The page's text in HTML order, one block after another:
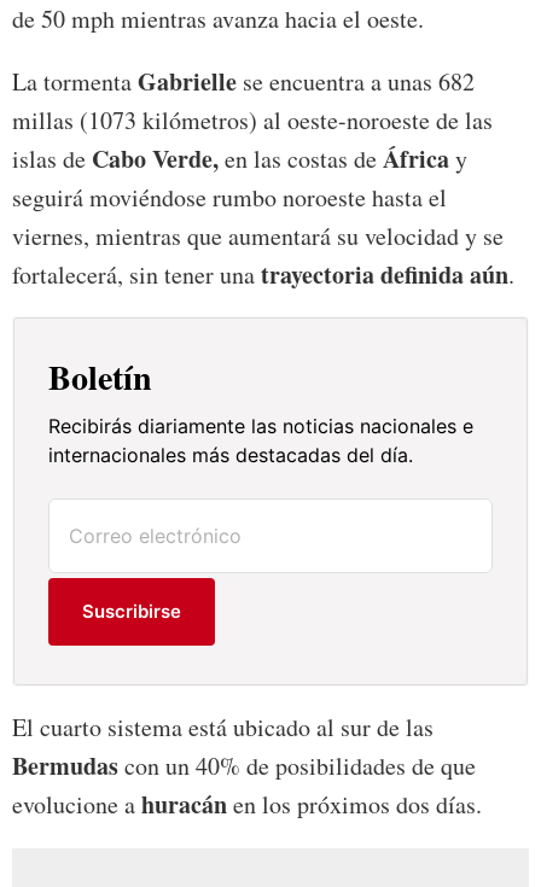
de 50 mph mientras avanza hacia el oeste.
La tormentaGabrielle se encuentra a unas 682
millas (1073 kilómetros) al oeste-noroeste de las
islas de Cabo Verde,en las costas deÁfricay
seguirá moviéndose rumbo noroeste hasta el
viernes, mientras que aumentará su velocidad y se
fortalecerá, sin tener unatrayectoria definida aún.
Boletín
Recibirás diariamente las noticias nacionales e
internacionales más destacadas del día.
Suscribirse
El cuarto sistema está ubicado al sur de las
Bermudascon un 40% de posibilidades de que
evolucione ahuracánen los próximos dos días.